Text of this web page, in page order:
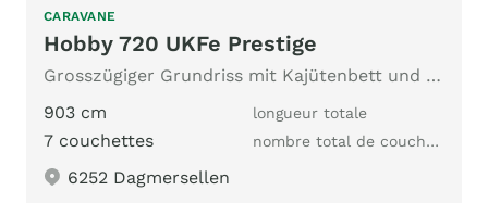
CARAVANE
Hobby 720 UKFe Prestige
Grosszügiger Grundriss mit Kajütenbett und Rundsitzgruppe
903 cm
longueur totale
7 couchettes nombre total de couchages
6252 Dagmersellen